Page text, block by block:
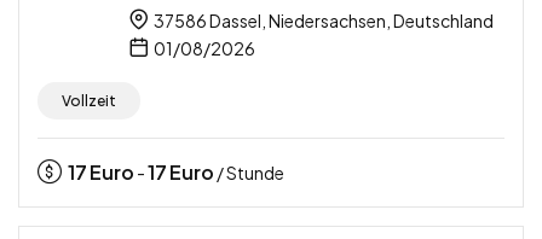
37586 Dassel, Niedersachsen, Deutschland
01/08/2026
Vollzeit
17Euro -17Euro / Stunde